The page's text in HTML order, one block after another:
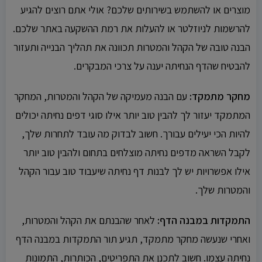
מוצרים או להשתמש בשירותים שלכם? אולי אתם רוצים להגיע
להרשמות לניוזלטר או להעלות את רמת ההשקעה באתר שלכם.
הבנה טובה של הקהל והמטרות תכוונה את תהליך הבנייה ותעזור
להבטיח שהדף הנחיתה יענה על צרכי המבקרים.
מחקר מתמקד: עם הבנה מעמיקה של הקהל והמטרות, המחקר
המתמקד יעזור לך להבין טוב יותר אילו סוגי דפים נחיתה יכולים
להיות הכי יעילים עבורך. חשוב לבדוק מה עובד לתחרות שלך,
לקבל השראה מדפים נחיתה מוצלחים בתחום ולהבין טוב יותר
אילו אפשרויות יש לך לבנות דף נחיתה שיעבוד טוב עבור הקהל
והמטרות שלך.
התמקדות במבנה הדף: לאחר שהבנתם את הקהל והמטרות,
ואחרי שנעשה מחקר מתמקד, תגיע תור התמקדות במבנה הדף
נחיתה עצמו. חשוב לתכנן את התפריטים, הכותרות, התמונות